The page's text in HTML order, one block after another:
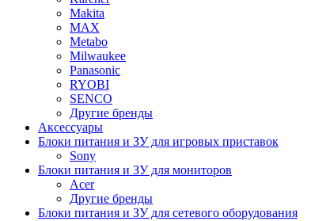
Makita
MAX
Metabo
Milwaukee
Panasonic
RYOBI
SENCO
Другие бренды
Аксессуары
Блоки питания и ЗУ для игровых приставок
Sony
Блоки питания и ЗУ для мониторов
Acer
Другие бренды
Блоки питания и ЗУ для сетевого оборудования